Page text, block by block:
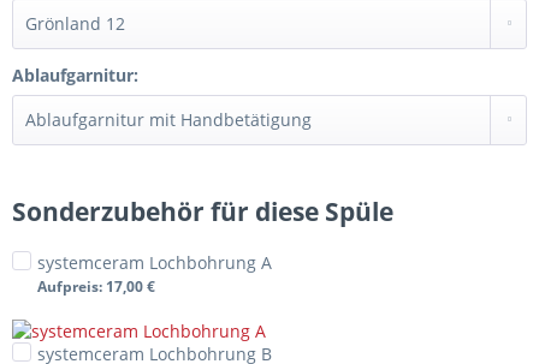
Ablaufgarnitur:
Sonderzubehör für diese Spüle
systemceram Lochbohrung A
Aufpreis: 17,00 €
systemceram Lochbohrung B